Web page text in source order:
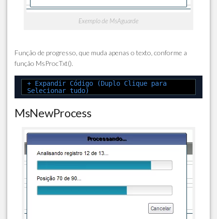
Exemplo de MsAguarde
Função de progresso, que muda apenas o texto, conforme a
função MsProcTxt().
+ Expandir Código (Duplo Clique para
Selecionar tudo)
MsNewProcess